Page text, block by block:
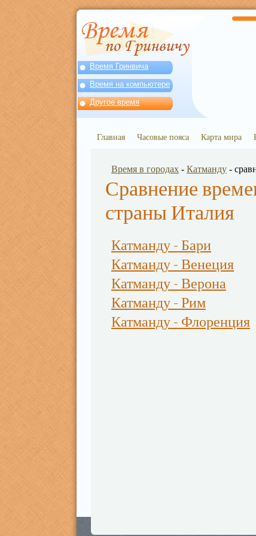
Время Гринвича
Время на компьютере
Другое время
Главная Часовые пояса Карта мира
Время в городах - Катманду -
Сравнение
страны Италия
Катманду - Бари
Катманду - Венеция
Катманду - Верона
Катманду - Рим
Катманду - Флоренция